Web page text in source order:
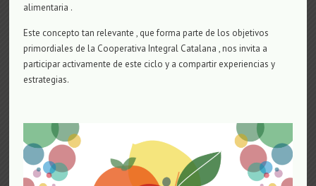
alimentaria .
Este concepto tan relevante , que forma parte de los objetivos
primordiales de la Cooperativa Integral Catalana , nos invita a
participar activamente de este ciclo y a compartir experiencias y
estrategias.